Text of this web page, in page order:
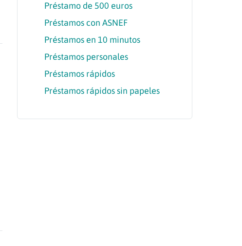
Préstamo de 500 euros
Préstamos con ASNEF
Préstamos en 10 minutos
Préstamos personales
Préstamos rápidos
Préstamos rápidos sin papeles